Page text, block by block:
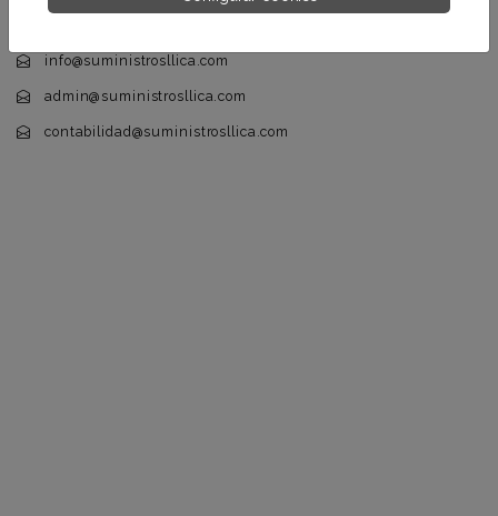
info@suministrosllica.com
admin@suministrosllica.com
contabilidad@suministrosllica.com